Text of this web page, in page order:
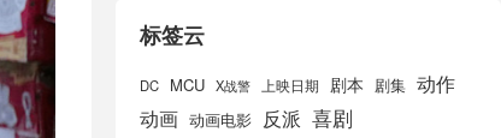
标签云
DC MCU X战警 上映日期 剧本 剧集 动作
动画 动画电影 反派 喜剧